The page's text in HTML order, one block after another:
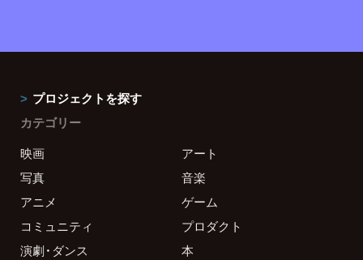
プロジェクトを探す
カテゴリー
映画
アート
写真
音楽
アニメ
ゲーム
コミュニティ
プロダクト
演劇・ダンス
本